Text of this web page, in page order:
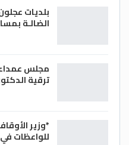
بلديات
الضالـة
مجلس
ترقية
*وزير
للواعظات